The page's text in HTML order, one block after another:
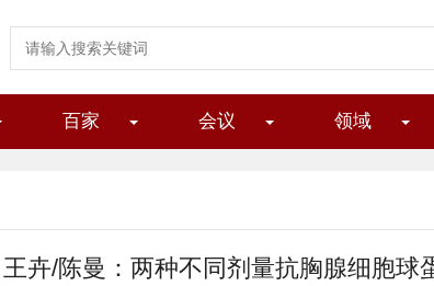
百家 会议 领域
卉/陈曼：两种不同剂量抗胸腺细胞球